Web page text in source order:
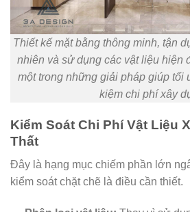
Thiết kế mặt bằng thông minh, tận
nhiên và sử dụng các vật liệu hiện
một trong những giải pháp giúp tối
kiệm chi phí xây
Kiểm Soát Chi Phí Vật Liệu
Thất
Đây là hạng mục chiếm phần lớn
kiểm soát chặt chẽ là điều cần thiết.